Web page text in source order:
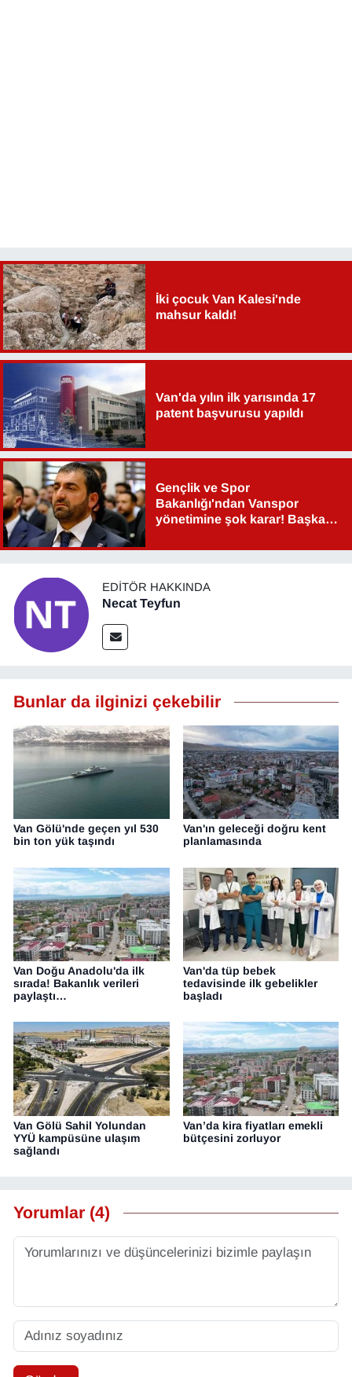
İki çocuk Van Kalesi'nde
mahsur kaldı!
Van'da yılın ilk yarısında 17
patent başvurusu yapıldı
Gençlik ve Spor
Bakanlığı'ndan Vanspor
yönetimine şok karar! Başkan
EDITÖR HAKKINDA
Necat Teyfun
Bunlar da ilginizi çekebilir
Van Gölü'nde geçen yıl 530
bin ton yük taşındı
Van'ın geleceği doğru kent
planlamasında
Van Doğu Anadolu'da ilk
sırada! Bakanlık verileri
paylaştı…
Van'da tüp bebek
tedavisinde ilk gebelikler
başladı
Van Gölü Sahil Yolundan
YYÜ kampüsüne ulaşım
sağlandı
Van’da kira fiyatları emekli
bütçesini zorluyor
Yorumlar (4)
Vasıta
YAŞAM
YEREL